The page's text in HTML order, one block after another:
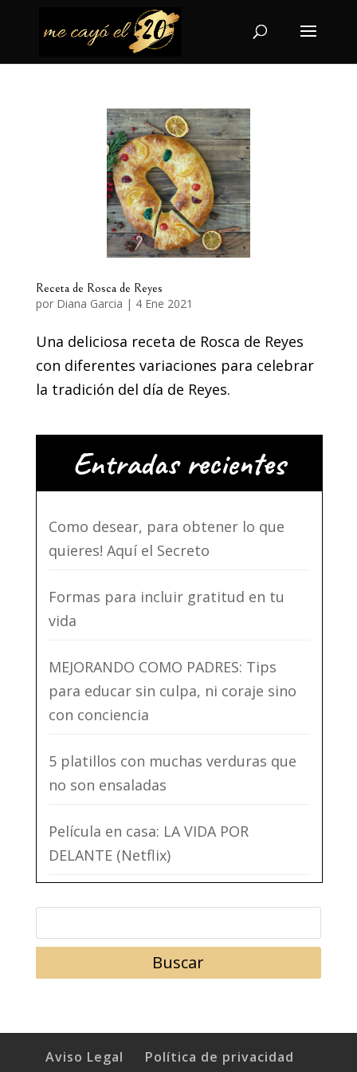
Receta de Rosca de Reyes
por Diana Garcia | 4 Ene 2021
Una deliciosa receta de Rosca de Reyes
con diferentes variaciones para celebrar
la tradición del día de Reyes.
Entradas recientes
Como desear, para obtener lo que
quieres! Aquí el Secreto
Formas para incluir gratitud en tu
vida
MEJORANDO COMO PADRES: Tips
para educar sin culpa, ni coraje sino
con conciencia
5 platillos con muchas verduras que
no son ensaladas
Película en casa: LA VIDA POR
DELANTE (Netflix)
Aviso Legal
Política de privacidad